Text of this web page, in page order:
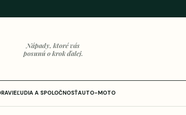
Nápady, ktoré vás
posunú o krok ďalej.
ĽUDIA A SPOLOČNOSŤAUTO-MOTO